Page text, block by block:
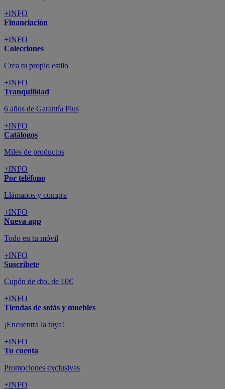
+INFO
Financiación
+INFO
Colecciones
Crea tu propio estilo
+INFO
Tranquilidad
6 años de Garantía Plus
+INFO
Catálogos
Miles de productos
+INFO
Por teléfono
Llámanos y compra
+INFO
Nueva app
Todo en tu móvil
+INFO
Suscríbete
Cupón de dto. de 10€
+INFO
Tiendas de sofás y muebles
¡Encuentra la tuya!
+INFO
Tu cuenta
Promociones exclusivas
+INFO